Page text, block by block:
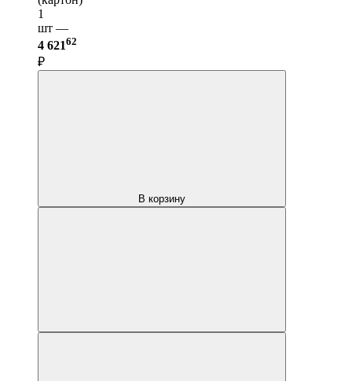
1
шт —
4 62162
₽
В корзину